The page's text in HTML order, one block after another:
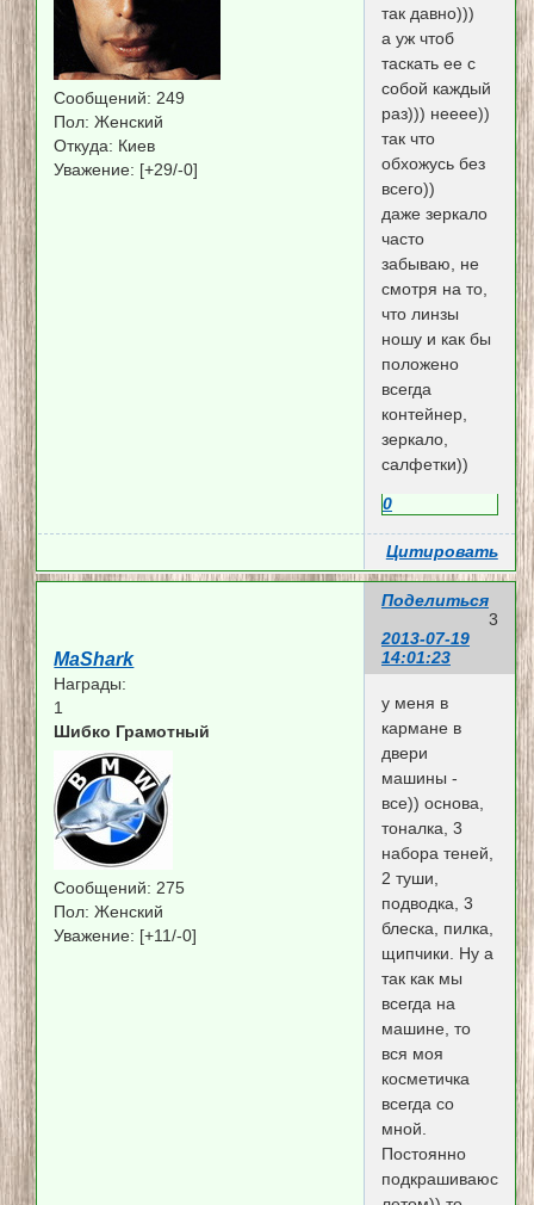
Сообщений: 249
Пол: Женский
Откуда: Киев
Уважение: [+29/-0]
так давно)))
а уж чтоб
таскать ее с
собой каждый
раз))) нееее))
так что
обхожусь без
всего))
даже зеркало
часто
забываю, не
смотря на то,
что линзы
ношу и как бы
положено
всегда
контейнер,
зеркало,
салфетки))
0
Цитировать
Поделиться
3
2013-07-19
14:01:23
MaShark
Награды:
1
Шибко Грамотный
Сообщений: 275
Пол: Женский
Уважение: [+11/-0]
у меня в
кармане в
двери
машины -
все)) основа,
тоналка, 3
набора теней,
2 туши,
подводка, 3
блеска, пилка,
щипчики. Ну а
так как мы
всегда на
машине, то
вся моя
косметичка
всегда со
мной.
Постоянно
подкрашиваюсь